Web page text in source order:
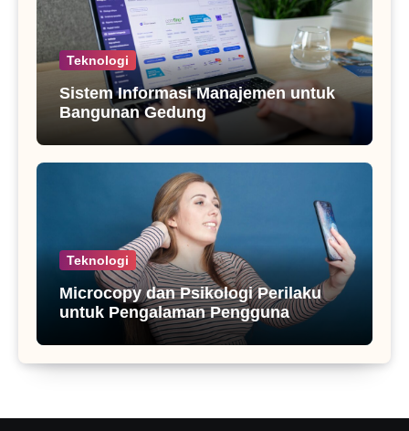
Teknologi
Sistem Informasi Manajemen untuk
Bangunan Gedung
Teknologi
Microcopy dan Psikologi Perilaku
untuk Pengalaman Pengguna